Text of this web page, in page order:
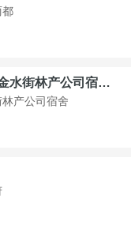
都
已安装电梯 城东片区金水街林产公司宿舍套三可看江景
产公司宿舍